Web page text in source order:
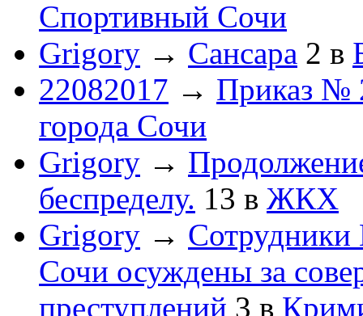
Спортивный Сочи
Grigory → Сансара 2 в
22082017 → Приказ №
города Сочи
Grigory →
беспределу. 13 в ЖКХ
Grigory →
Сочи осуждены за
преступлений 3 в